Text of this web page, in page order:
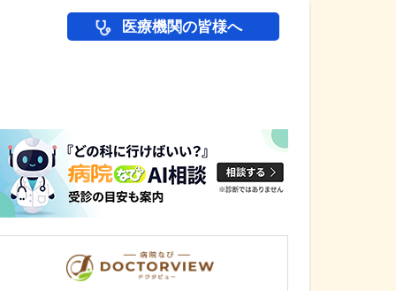
医療機関の皆様へ